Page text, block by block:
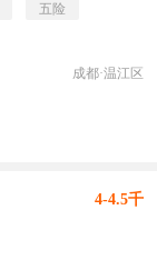
五险
成都·温江区
4-4.5千